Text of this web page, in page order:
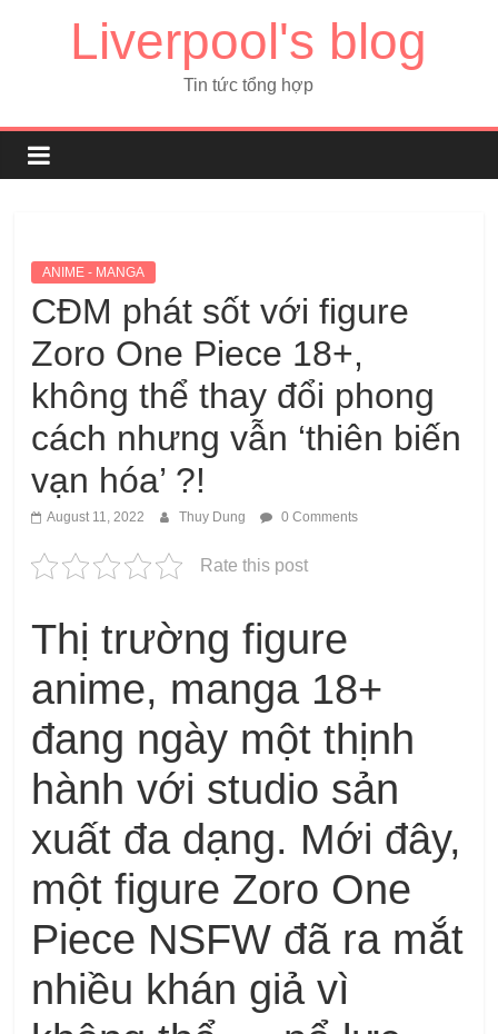
Liverpool's blog
Tin tức tổng hợp
ANIME - MANGA
CĐM phát sốt với figure
Zoro One Piece 18+,
không thể thay đổi phong
cách nhưng vẫn ‘thiên biến
vạn hóa’ ?!
August 11, 2022 Thuy Dung 0 Comments
Rate this post
Thị trường figure
anime, manga 18+
đang ngày một thịnh
hành với studio sản
xuất đa dạng. Mới đây,
một figure Zoro One
Piece NSFW đã ra mắt
nhiều khán giả vì